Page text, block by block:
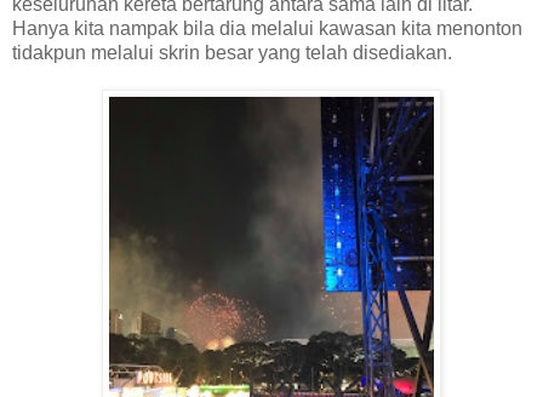
keseluruhan kereta bertarung antara sama lain di litar.
Hanya kita nampak bila dia melalui kawasan kita menonton
tidakpun melalui skrin besar yang telah disediakan.